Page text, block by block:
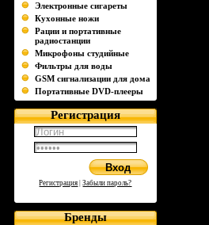
Электронные сигареты
Кухонные ножи
Рации и портативные
радиостанции
Микрофоны студийные
Фильтры для воды
GSM сигнализации для дома
Портативные DVD-плееры
Регистрация
Регистрация |Забыли пароль?
Бренды